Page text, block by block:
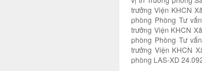
trưởng Viện KHCN
phòng Phòng Tư
trưởng Viện KHCN
phòng Phòng Tư
trưởng Viện KHCN
phòng LAS-XD